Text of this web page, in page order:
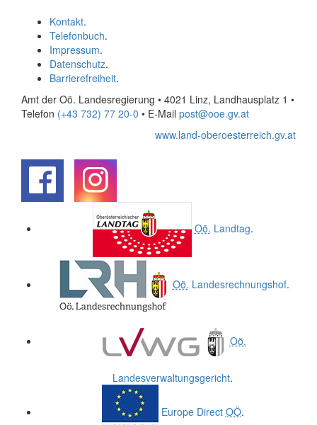
Kontakt.
Telefonbuch.
Impressum.
Datenschutz.
Barrierefreiheit.
Amt der Oö. Landesregierung • 4021 Linz, Landhausplatz 1 •
Telefon (+43 732) 77 20-0 • E-Mail post@ooe.gv.at
www.land-oberoesterreich.gv.at
Oö. Landtag.
Oö. Landesrechnungshof.
Oö.
Landesverwaltungsgericht.
Europe Direct OÖ.